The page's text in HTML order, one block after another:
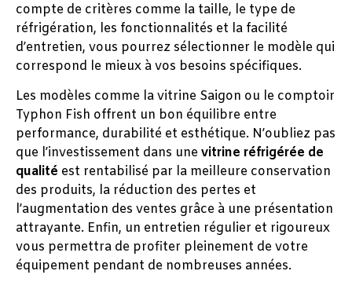
compte de critères comme la taille, le type de
réfrigération, les fonctionnalités et la facilité
d’entretien, vous pourrez sélectionner le modèle qui
correspond le mieux à vos besoins spécifiques.
Les modèles comme la vitrine Saigon ou le comptoir
Typhon Fish offrent un bon équilibre entre
performance, durabilité et esthétique. N’oubliez pas
que l’investissement dans unevitrine réfrigérée de
qualité est rentabilisé par la meilleure conservation
des produits, la réduction des pertes et
l’augmentation des ventes grâce à une présentation
attrayante. Enfin, un entretien régulier et rigoureux
vous permettra de profiter pleinement de votre
équipement pendant de nombreuses années.